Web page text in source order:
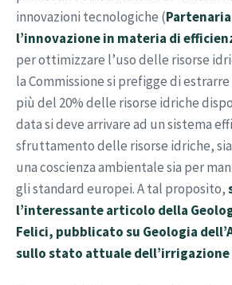
innovazioni tecnologiche (
l’innovazione in materia di
per ottimizzare l’uso delle risorse
la Commissione si prefigge di
più del 20% delle risorse idriche
data si deve arrivare ad un sistema
sfruttamento delle risorse idriche,
una coscienza ambientale sia per
gli standard europei. A tal proposito,
l’interessante articolo della
Felici, pubblicato su Geologia
sullo stato attuale